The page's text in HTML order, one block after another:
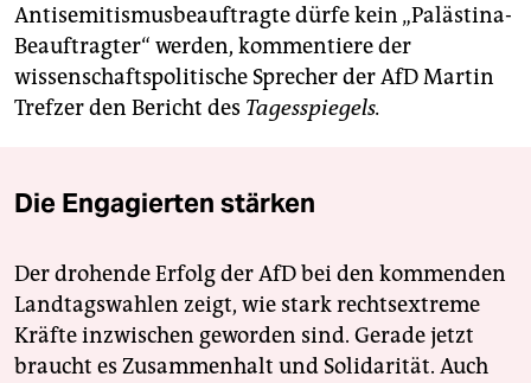
Antisemitismusbeauftragte dürfe kein „Palästina-
Beauftragter“ werden, kommentiere der
wissenschaftspolitische Sprecher der AfD Martin
Trefzer den Bericht des Tagesspiegels.
Die Engagierten stärken
Der drohende Erfolg der AfD bei den kommenden
Landtagswahlen zeigt, wie stark rechtsextreme
Kräfte inzwischen geworden sind. Gerade jetzt
braucht es Zusammenhalt und Solidarität. Auch